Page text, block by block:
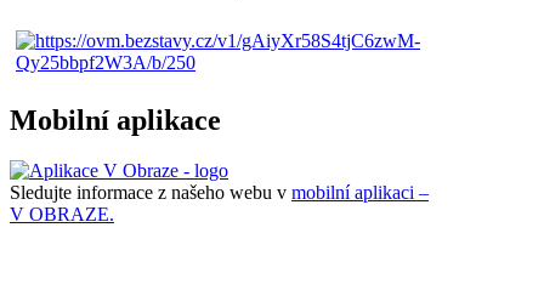
Mobilní aplikace
Sledujte informace z našeho webu v mobilní aplikaci –
V OBRAZE.